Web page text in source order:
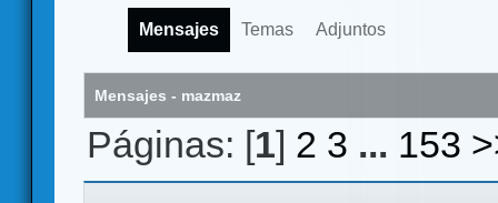
Mensajes Temas Adjuntos
Mensajes - mazmaz
Páginas: [1] 2 3 ... 153